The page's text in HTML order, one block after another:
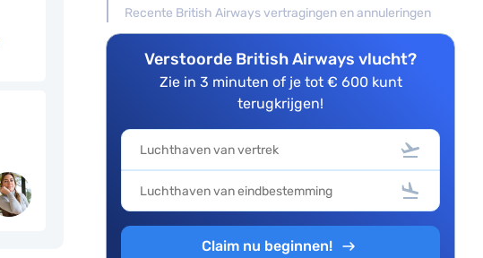
Recente British Airways vertragingen en annuleringen
Verstoorde British Airways vlucht?
Zie in 3 minuten of je tot € 600 kunt
terugkrijgen!
Claim nu beginnen!